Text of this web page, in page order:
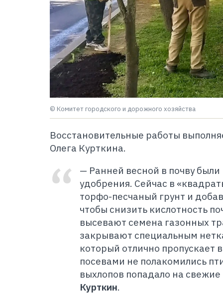
© Комитет городского и дорожного хозяйства
Восстановительные работы
Олега Курткина.
— Ранней весной в почву
удобрения. Сейчас в
торфо-песчаный грунт и
чтобы снизить кислотность
высевают семена газонных
закрывают специальным
который отлично пропускает
посевами не полакомились
выхлопов попадало на
Курткин.